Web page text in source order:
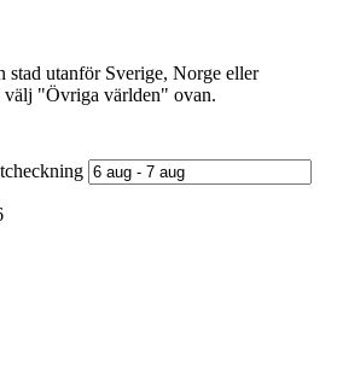
stad utanför Sverige, Norge eller
välj "Övriga världen" ovan.